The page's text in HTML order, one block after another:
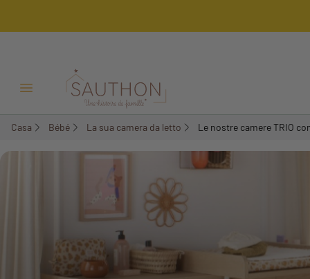
Menu Apri/Chiudi
Casa Bébé La sua camera da letto Le nostre camere TRIO